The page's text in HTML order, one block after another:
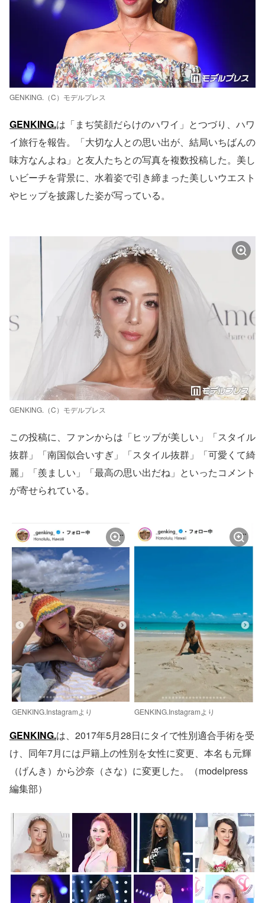
GENKING.（C）モデルプレス
GENKING.は「まぢ笑顔だらけのハワイ」とつづり、ハワ
イ旅行を報告。「大切な人との思い出が、結局いちばんの
味方なんよね」と友人たちとの写真を複数投稿した。美し
いビーチを背景に、水着姿で引き締まった美しいウエスト
やヒップを披露した姿が写っている。
GENKING.（C）モデルプレス
この投稿に、ファンからは「ヒップが美しい」「スタイル
抜群」「南国似合いすぎ」「スタイル抜群」「可愛くて綺
麗」「羨ましい」「最高の思い出だね」といったコメント
が寄せられている。
GENKING.Instagramより GENKING.Instagramより
GENKING.は、2017年5月28日にタイで性別適合手術を受
け、同年7月には戸籍上の性別を女性に変更、本名も元輝
（げんき）から沙奈（さな）に変更した。（modelpress
編集部）